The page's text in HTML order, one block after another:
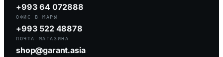
+993 64 072888
ОФИС В МАРЫ
+993 522 48878
ПОЧТА МАГАЗИНА
shop@garant.asia